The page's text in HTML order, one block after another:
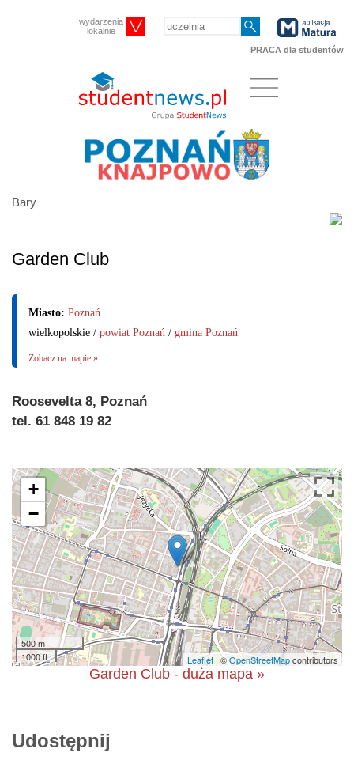
wydarzenia
lokalnie
PRACA dla studentów
Bary
Garden Club
Miasto: Poznań
wielkopolskie / powiat Poznań / gmina Poznań
Zobacz na mapie »
Roosevelta 8, Poznań
tel. 61 848 19 82
+
−
500 m
1000 ft
Leaflet| ©OpenStreetMapcontributors
Garden Club - duża mapa »
Udostępnij